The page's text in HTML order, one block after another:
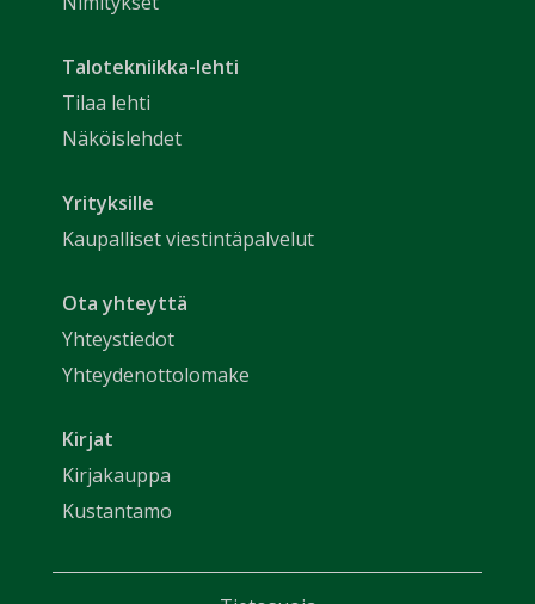
Talotekniikka-lehti
Tilaa lehti
Näköislehdet
Yrityksille
Kaupalliset viestintäpalvelut
Ota yhteyttä
Yhteystiedot
Yhteydenottolomake
Kirjat
Kirjakauppa
Kustantamo